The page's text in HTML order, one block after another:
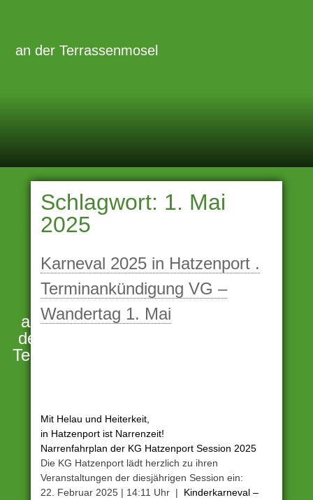
an der Terrassenmosel
an
der
Terrassenmosel
Schlagwort: 1. Mai
2025
Karneval 2025 in Hatzenport .
Terminankündigung VG –
Wandertag 1. Mai
Mit Helau und Heiterkeit,
in Hatzenport ist Narrenzeit!
Narrenfahrplan der KG Hatzenport Session 2025
Die KG Hatzenport lädt herzlich zu ihren
Veranstaltungen der diesjährigen Session ein:
22. Februar 2025 | 14:11 Uhr | Kinderkarneval –